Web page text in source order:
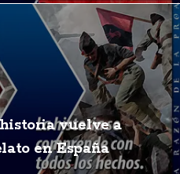
vuelve a
en España